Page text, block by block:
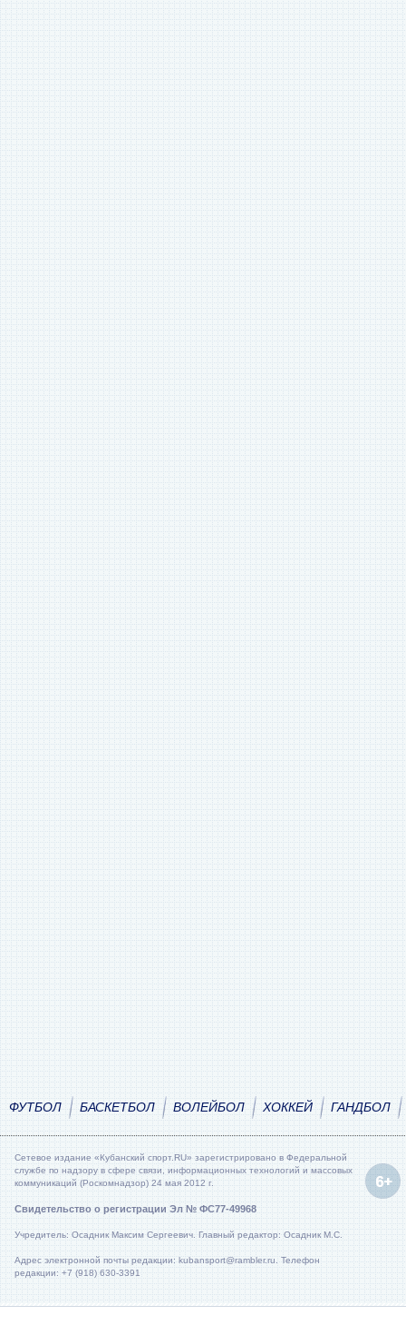
ФУТБОЛ БАСКЕТБОЛ ВОЛЕЙБОЛ ХОККЕЙ ГАНДБОЛ
Сетевое издание «Кубанский спорт.RU» зарегистрировано в Федеральной
службе по надзору в сфере связи, информационных технологий и массовых
коммуникаций (Роскомнадзор) 24 мая 2012 г.
Свидетельство о регистрации Эл № ФС77-49968
Учредитель: Осадник Максим Сергеевич. Главный редактор: Осадник М.С.
Адрес электронной почты редакции: kubansport@rambler.ru. Телефон
редакции: +7 (918) 630-3391